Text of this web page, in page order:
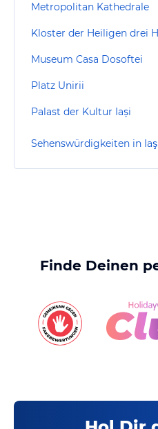
Metropolitan Kathedrale
Museum Casa Dosoftei
Platz Unirii
Palast der Kultur Iași
Sehenswürdigkeiten in
Finde Deinen